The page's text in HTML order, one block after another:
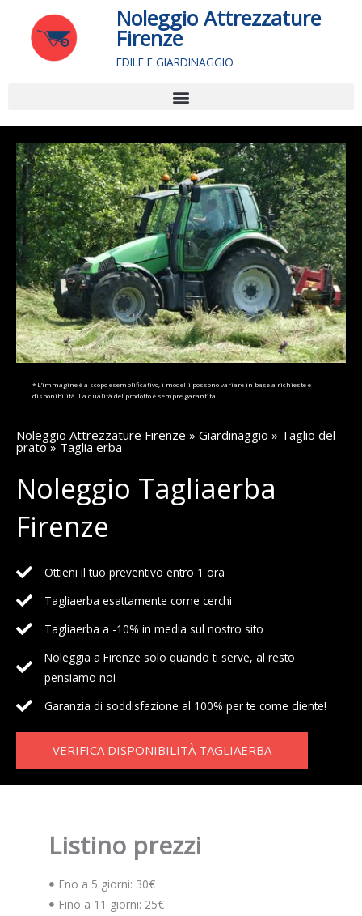
contenuto
Noleggio Attrezzature
Firenze
EDILE E GIARDINAGGIO
Menu
Noleggio Attrezzature Firenze » Giardinaggio » Taglio del
prato» Taglia erba
Noleggio Tagliaerba
Firenze
Ottieni il tuo preventivo entro 1 ora
Tagliaerba esattamente come cerchi
Tagliaerba a -10% in media sul nostro sito
Noleggia a Firenze solo quando ti serve, al resto
pensiamo noi
Garanzia di soddisfazione al 100% per te come cliente!
VERIFICA DISPONIBILITÀ TAGLIAERBA
* L’immagine è a scopo esemplificativo, i modelli possono variare in base a richieste e
disponibilità. La qualità del prodotto è sempre garantita!
Listino prezzi
Fno a 5 giorni: 30€
Fino a 11 giorni: 25€